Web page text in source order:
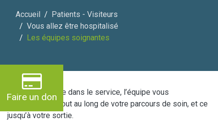
Accueil
Patients - Visiteurs
Vous allez être hospitalisé
Les équipes soignantes
Dès votre arrivée dans le service, l’équipe vous
accompagnera tout au long de votre parcours de soin, et ce
jusqu’à votre sortie.
Faire un don